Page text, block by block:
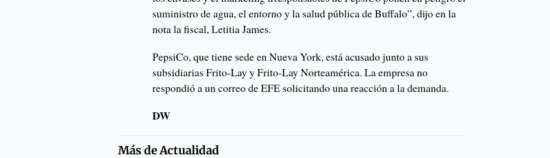
suministro de agua, el entorno y la salud pública de Buffalo”, dijo en la
nota la fiscal, Letitia James.
PepsiCo, que tiene sede en Nueva York, está acusado junto a sus
subsidiarias Frito-Lay y Frito-Lay Norteamérica. La empresa no
respondió a un correo de EFE solicitando una reacción a la demanda.
DW
Más deActualidad